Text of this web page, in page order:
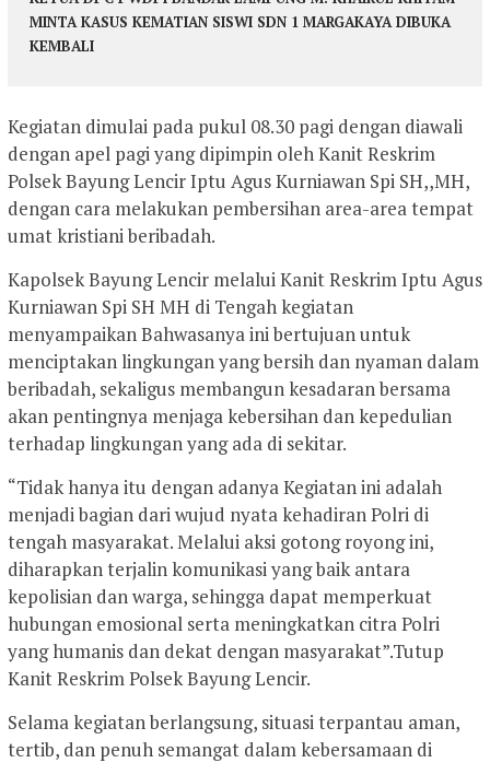
MINTA KASUS KEMATIAN SISWI SDN 1 MARGAKAYA DIBUKA
KEMBALI
Kegiatan dimulai pada pukul 08.30 pagi dengan diawali
dengan apel pagi yang dipimpin oleh Kanit Reskrim
Polsek Bayung Lencir Iptu Agus Kurniawan Spi SH,,MH,
dengan cara melakukan pembersihan area-area tempat
umat kristiani beribadah.
Kapolsek Bayung Lencir melalui Kanit Reskrim Iptu Agus
Kurniawan Spi SH MH di Tengah kegiatan
menyampaikan Bahwasanya ini bertujuan untuk
menciptakan lingkungan yang bersih dan nyaman dalam
beribadah, sekaligus membangun kesadaran bersama
akan pentingnya menjaga kebersihan dan kepedulian
terhadap lingkungan yang ada di sekitar.
“Tidak hanya itu dengan adanya Kegiatan ini adalah
menjadi bagian dari wujud nyata kehadiran Polri di
tengah masyarakat. Melalui aksi gotong royong ini,
diharapkan terjalin komunikasi yang baik antara
kepolisian dan warga, sehingga dapat memperkuat
hubungan emosional serta meningkatkan citra Polri
yang humanis dan dekat dengan masyarakat”.Tutup
Kanit Reskrim Polsek Bayung Lencir.
Selama kegiatan berlangsung, situasi terpantau aman,
tertib, dan penuh semangat dalam kebersamaan di